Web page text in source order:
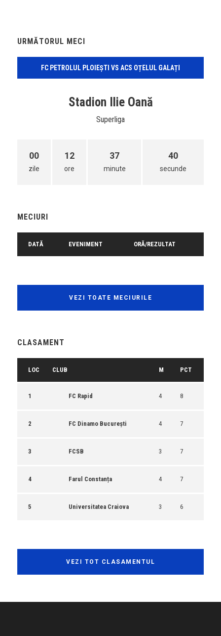
URMĂTORUL MECI
FC PETROLUL PLOIEȘTI VS ACS OȚELUL GALAȚI
Stadion Ilie Oană
Superliga
00
zile
12
ore
37
minute
40
secunde
MECIURI
DATĂ EVENIMENT ORĂ/REZULTAT
VEZI TOATE MECIURILE
CLASAMENT
LOC CLUB M PCT
1 FC Rapid 4 8
2 FC Dinamo București 4 7
3 FCSB 3 7
4 Farul Constanța 4 7
5 Universitatea Craiova 3 6
VEZI TOT CLASAMENTUL